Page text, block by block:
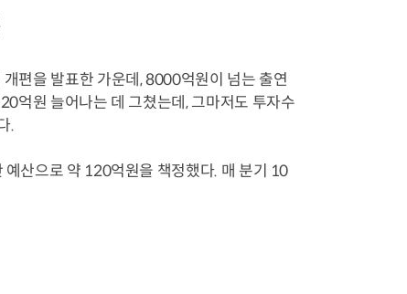
편을 발표한 가운데, 8000억원이 넘는 출연
억원 늘어나는 데 그쳤는데, 그마저도 투자수
.
산으로 약 120억원을 책정했다. 매 분기 10